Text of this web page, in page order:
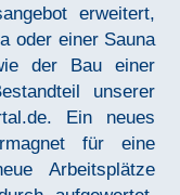
erweitert,
oder einer Sauna
der Bau einer
unserer
Ein neues
für eine
Arbeitsplätze